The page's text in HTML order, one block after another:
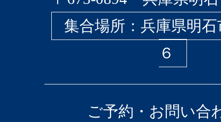
集合場所：兵庫県明
６
ご予約・お問い合